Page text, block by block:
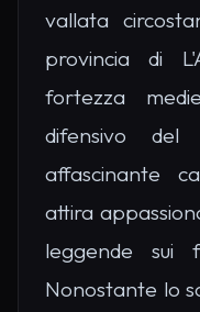
vallata
provincia di
fortezza
difensivo
affascinante
attira
leggende sui
Nonostante lo